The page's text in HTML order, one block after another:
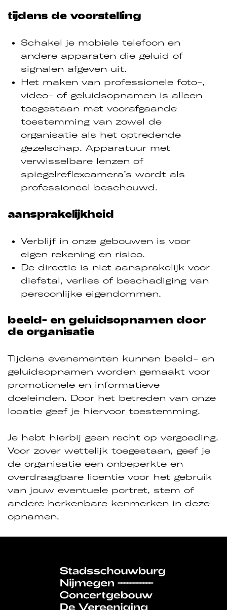
tijdens de voorstelling
Schakel je mobiele telefoon en
andere apparaten die geluid of
signalen afgeven uit.
Het maken van professionele foto-,
video- of geluidsopnamen is alleen
toegestaan met voorafgaande
toestemming van zowel de
organisatie als het optredende
gezelschap. Apparatuur met
verwisselbare lenzen of
spiegelreflexcamera’s wordt als
professioneel beschouwd.
aansprakelijkheid
Verblijf in onze gebouwen is voor
eigen rekening en risico.
De directie is niet aansprakelijk voor
diefstal, verlies of beschadiging van
persoonlijke eigendommen.
beeld- en geluidsopnamen door
de organisatie
Tijdens evenementen kunnen beeld- en
geluidsopnamen worden gemaakt voor
promotionele en informatieve
doeleinden. Door het betreden van onze
locatie geef je hiervoor toestemming.
Je hebt hierbij geen recht op vergoeding.
Voor zover wettelijk toegestaan, geef je
de organisatie een onbeperkte en
overdraagbare licentie voor het gebruik
van jouw eventuele portret, stem of
andere herkenbare kenmerken in deze
opnamen.